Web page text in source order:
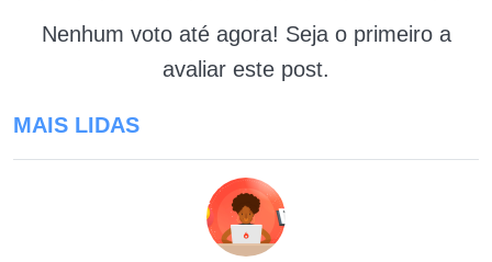
Nenhum voto até agora! Seja o primeiro a
avaliar este post.
MAIS LIDAS